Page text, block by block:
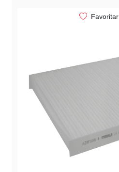
Favoritar